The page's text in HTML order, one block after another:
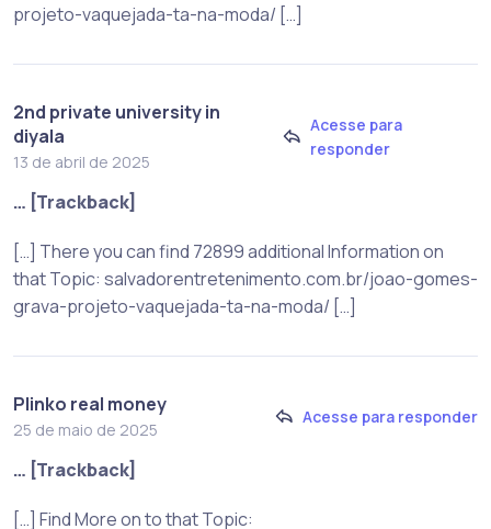
projeto-vaquejada-ta-na-moda/ […]
2nd private university in
diyala
13 de abril de 2025
Acesse para
responder
… [Trackback]
[…] There you can find 72899 additional Information on
that Topic: salvadorentretenimento.com.br/joao-gomes-
grava-projeto-vaquejada-ta-na-moda/ […]
Plinko real money
25 de maio de 2025
Acesse para responder
… [Trackback]
[…] Find More on to that Topic: